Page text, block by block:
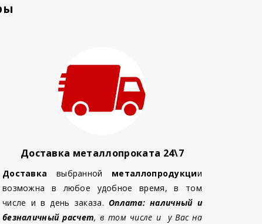
Доставка металлопроката 24\7
Доставка выбранной металлопродукции
возможна в любое удобное время, в том
числе и в день заказа. Оплата: наличный и
безналичный расчет, в том числе и у Вас на